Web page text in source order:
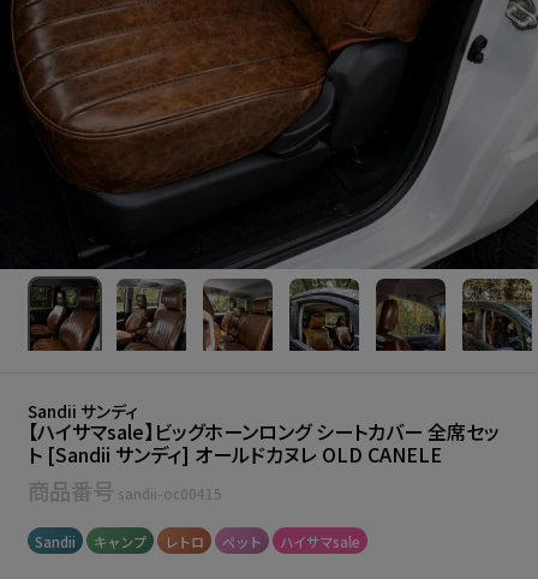
Sandii サンディ
【ハイサマsale】ビッグホーンロング シートカバー 全席セッ
ト [Sandii サンディ] オールドカヌレ OLD CANELE
商品番号 sandii-oc00415
Sandii キャンプ レトロ ペット ハイサマsale